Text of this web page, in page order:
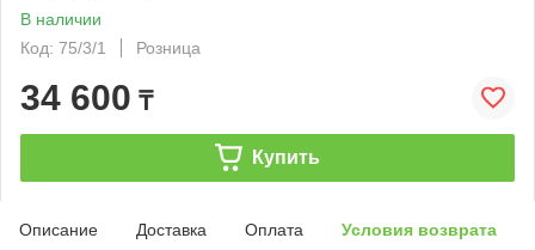
В наличии
Код: 75/3/1
Розница
34 600 ₸
Купить
Описание Доставка Оплата Условия возврата